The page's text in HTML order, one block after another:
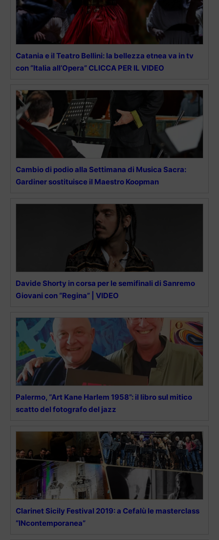
Catania e il Teatro Bellini: la bellezza etnea va in tv
con “Italia all’Opera” CLICCA PER IL VIDEO
Cambio di podio alla Settimana di Musica Sacra:
Gardiner sostituisce il Maestro Koopman
Davide Shorty in corsa per le semifinali di Sanremo
Giovani con “Regina” | VIDEO
Palermo, “Art Kane Harlem 1958”: il libro sul mitico
scatto del fotografo del jazz
Clarinet Sicily Festival 2019: a Cefalù le masterclass
“INcontemporanea”